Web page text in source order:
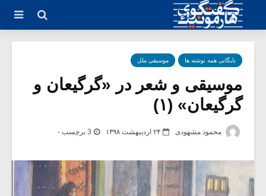
بایگانی همه نوشته ها موسیقی ملل
موسیقی و شعر در «گرگیعان و
گرگیعان» (۱)
محمود مشهودی ۲۴ اردیبهشت ۱۳۹۸ 3 برچسب -